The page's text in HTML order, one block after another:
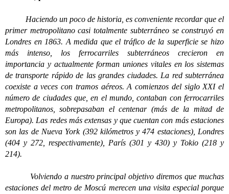
Haciendo un poco de historia, es conveniente recordar que el
primer metropolitano casi totalmente subterráneo se construyó en
Londres en 1863. A medida que el tráfico de la superficie se hizo
más intenso, los ferrocarriles subterráneos crecieron en
importancia y actualmente forman uniones vitales en los sistemas
de transporte rápido de las grandes ciudades. La red subterránea
coexiste a veces con tramos aéreos. A comienzos del siglo XXI el
número de ciudades que, en el mundo, contaban con ferrocarriles
metropolitanos, sobrepasaban el centenar (más de la mitad de
Europa). Las redes más extensas y que cuentan con más estaciones
son las de Nueva York (392 kilómetros y 474 estaciones), Londres
(404 y 272, respectivamente), París (301 y 430) y Tokio (218 y
214).
Volviendo a nuestro principal objetivo diremos que muchas
estaciones del metro de Moscú merecen una visita especial porque